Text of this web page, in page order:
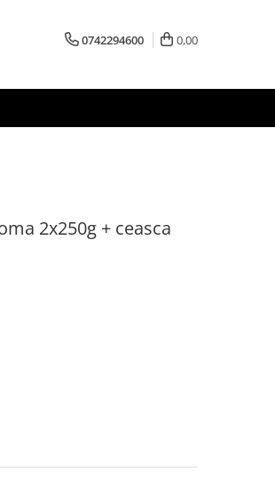
0742294600 0,00
2x250g + ceasca